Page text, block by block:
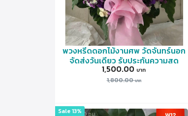
พวงหรีดดอกไม้งานศพ วัดจันทร์นอก
จัดส่งวันเดียว รับประกันความสด
1,800.00
1,500.00
Sale 13%